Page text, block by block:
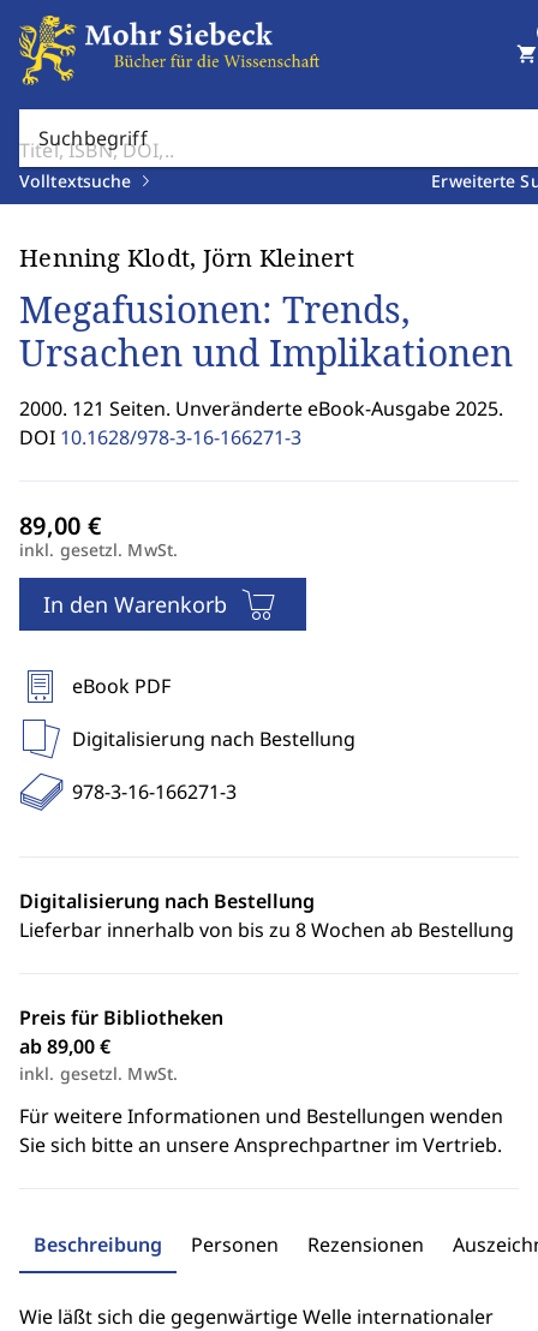
Suchbegriff
Volltextsuche Erweiterte
shopping_cart
Henning Klodt, Jörn Kleinert
Megafusionen: Trends,
Ursachen und Implikationen
2000. 121 Seiten. Unveränderte eBook-Ausgabe 2025.
DOI 10.1628/978-3-16-166271-3
inkl. gesetzl. MwSt.
In den Warenkorb
eBook PDF
Digitalisierung nach Bestellung
978-3-16-166271-3
Digitalisierung nach Bestellung
Lieferbar innerhalb von bis zu 8 Wochen ab Bestellung
Preis für Bibliotheken
ab 89,00 €
inkl. gesetzl. MwSt.
Für weitere Informationen und Bestellungen wenden
Sie sich bitte an unsere Ansprechpartner im Vertrieb.
Beschreibung Personen Rezensionen
Wie läßt sich die gegenwärtige Welle internationaler